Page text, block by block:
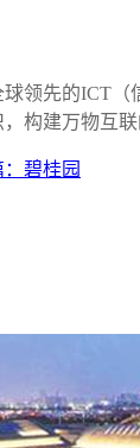
领先的ICT
构建万物互联
碧桂园